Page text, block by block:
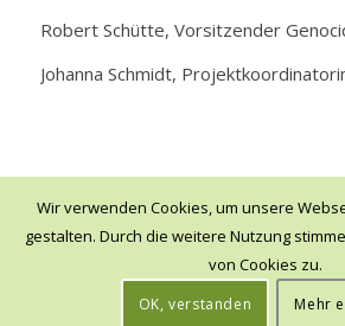
Robert Schütte, Vorsitzender
Johanna Schmidt,
Mitglied werden
Wir verwenden Cookies, um unsere
gestalten. Durch die weitere Nutzung
von Cookies zu.
OK, verstanden Mehr